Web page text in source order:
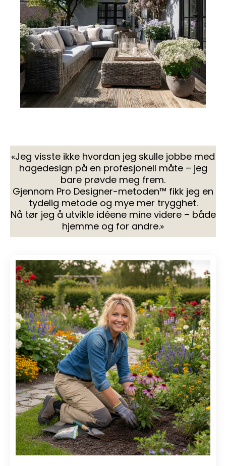
«Jeg visste ikke hvordan jeg skulle jobbe med
hagedesign på en profesjonell måte – jeg
bare prøvde meg frem.
Gjennom Pro Designer-metoden™ fikk jeg en
tydelig metode og mye mer trygghet.
Nå tør jeg å utvikle idéene mine videre – både
hjemme og for andre.»